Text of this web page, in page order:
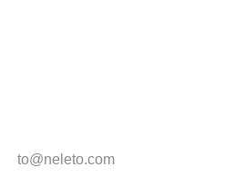
to@neleto.com